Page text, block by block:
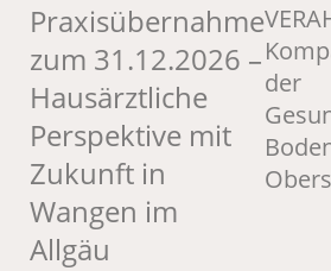
Praxisübernahme
zum 31.12.2026 –
Hausärztliche
Perspektive mit
Zukunft in
Wangen im
Allgäu
der